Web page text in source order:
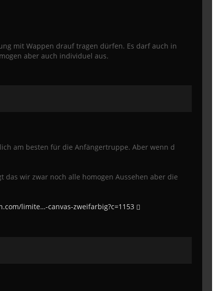
mit Wappen drauf tragen dürfen. Es darf auch in
aber auch individuel aus.
am besten für die Anfängertruppe. Aber wenn d
wir zwar noch alle homogen Aussehen aber die
limite…-canvas-zweifarbig?c=1153